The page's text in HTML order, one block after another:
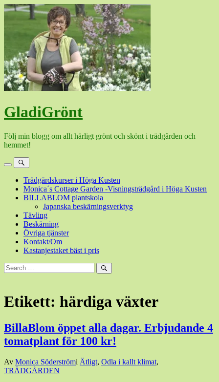
Hoppa
GladiGrönt
Följ min blogg om allt härligt grönt och skönt i trädgården och
hemmet!
MenySök
Trädgårdskurser i Höga Kusten
Monica´s Cottage Garden -Visningsträdgård i Höga Kusten
BILLABLOM plantskola
Japanska beskärningsverktyg
Tävling
Beskärning
Övriga tjänster
Kontakt/Om
Kastanjestaket bäst i pris
Sök
efter:
Sök
Etikett: härdiga växter
BillaBlom öppet alla dagar. Erbjudande 4
tomatplant för 100 kr!
Den
7
Av Monica Söderströmi Ätligt, Odla i kallt klimat,
TRÄDGÅRDEN